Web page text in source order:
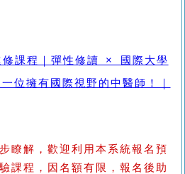
修課程｜彈性修讀 × 國際大學
位擁有國際視野的中醫師！｜
瞭解，歡迎利用本系統報名預
課程，因名額有限，報名後助